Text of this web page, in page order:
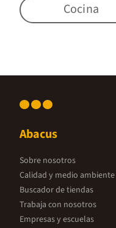
Cocina
Abacus
Sobre nosotros
Calidad y medio ambiente
Buscador de tiendas
Trabaja con nosotros
Empresas y escuelas